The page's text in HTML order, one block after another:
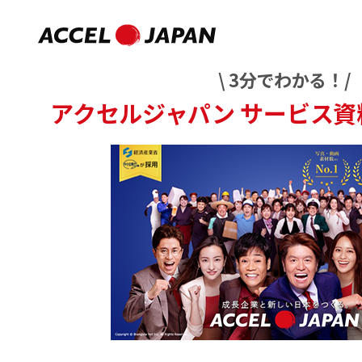
\ 3分でわかる！/
アクセルジャパンサービス